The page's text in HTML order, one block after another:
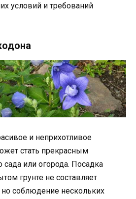
условий и требований
и неприхотливое
стать прекрасным
или огорода. Посадка
грунте не составляет
соблюдение нескольких